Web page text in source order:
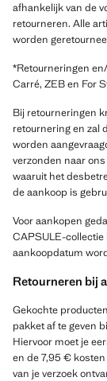
afhankelijk van de
retourneren. Alle
worden
*Retourneringen
Carré, ZEB en For
Bij retourneringen
retournering en zal
worden
verzonden naar
waaruit het
de aankoop is
Voor aankopen
CAPSULE-collectie
aankoopdatum
Retourneren bij
Gekochte
pakket af te geven
Hiervoor moet je
en de 7,95 €
van je verzoek